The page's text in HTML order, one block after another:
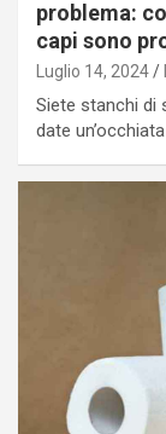
problema:
capi sono
Luglio 14, 2024
Siete stanchi di
date